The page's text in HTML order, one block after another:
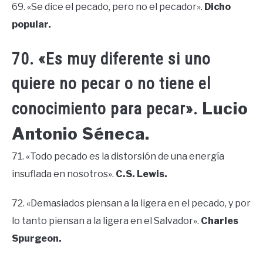
69. «Se dice el pecado, pero no el pecador». Dicho
popular.
70. «Es muy diferente si uno
quiere no pecar o no tiene el
conocimiento para pecar». Lucio
Antonio Séneca.
71. «Todo pecado es la distorsión de una energía
insuflada en nosotros». C.S. Lewis.
72. «Demasiados piensan a la ligera en el pecado, y por
lo tanto piensan a la ligera en el Salvador». Charles
Spurgeon.